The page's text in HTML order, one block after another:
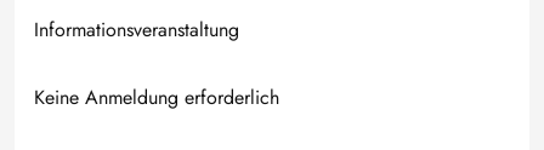
Informationsveranstaltung
Keine Anmeldung erforderlich